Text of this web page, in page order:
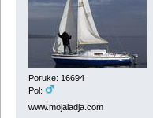
Poruke: 16694
Pol:
www.mojaladja.com